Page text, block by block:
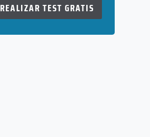
REALIZAR TEST GRATIS